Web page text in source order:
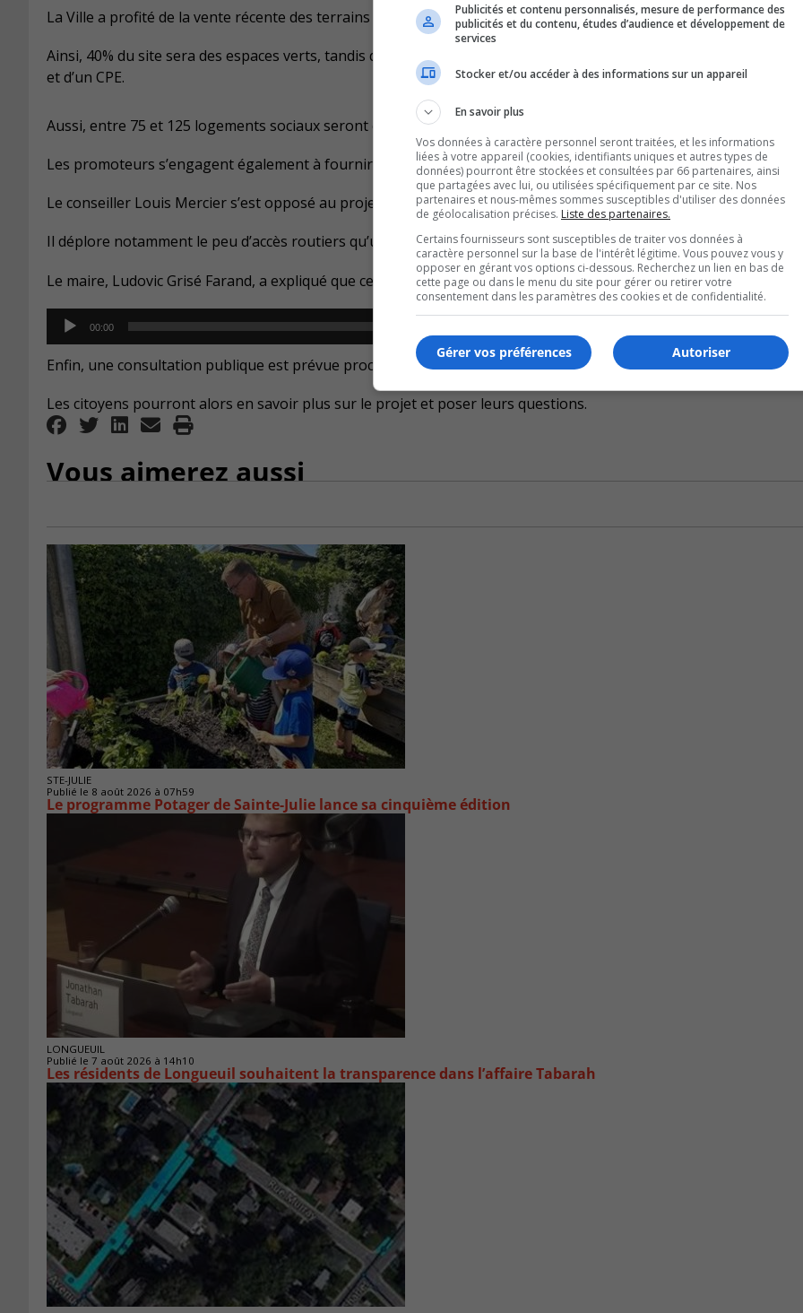
La Ville a profité de la vente récente des terrains à de nouveaux propriétaires pour bonifier le projet.
Ainsi, 40% du site sera des espaces verts, tandis qu’un terrain est dédié à la construction d’une nouvelle école
et d’un CPE.
Aussi, entre 75 et 125 logements sociaux seront construits dans ce quartier.
Les promoteurs s’engagent également à fournir 10% de logements abordables.
Le conseiller Louis Mercier s’est opposé au projet modifié.
Il déplore notamment le peu d’accès routiers qu’utiliseront les milliers de citoyens qui vivront dans ce secteur.
Le maire, Ludovic Grisé Farand, a expliqué que ce développement doit voir le jour.
Audio
Player
00:00
Enfin, une consultation publique est prévue prochainement.
Les citoyens pourront alors en savoir plus sur le projet et poser leurs questions.
Vous aimerez aussi
STE-JULIE
Publié le 8 août 2026 à 07h59
Le programme Potager de Sainte-Julie lance sa cinquième édition
LONGUEUIL
Publié le 7 août 2026 à 14h10
Les résidents de Longueuil souhaitent la transparence dans l’affaire Tabarah
Publicités et contenu personnalisés, mesure de performance des
publicités et du contenu, études d’audience et développement de
services
Stocker et/ou accéder à des informations sur un appareil
En savoir plus
Vos données à caractère personnel seront traitées, et les informations
liées à votre appareil (cookies, identifiants uniques et autres types de
données) pourront être stockées et consultées par 66 partenaires, ainsi
que partagées avec lui, ou utilisées spécifiquement par ce site. Nos
partenaires et nous-mêmes sommes susceptibles d'utiliser des données
de géolocalisation précises. Liste des partenaires.
Certains fournisseurs sont susceptibles de traiter vos données à
caractère personnel sur la base de l'intérêt légitime. Vous pouvez vous y
opposer en gérant vos options ci-dessous. Recherchez un lien en bas de
cette page ou dans le menu du site pour gérer ou retirer votre
consentement dans les paramètres des cookies et de confidentialité.
Autoriser
Gérer vos préférences